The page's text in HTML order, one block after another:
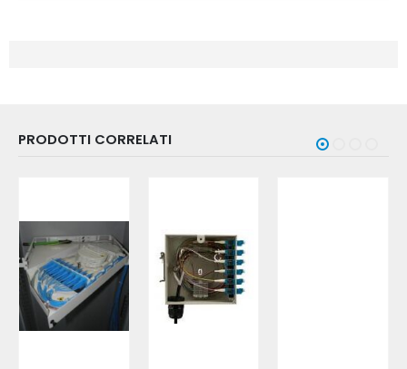
PRODOTTI CORRELATI